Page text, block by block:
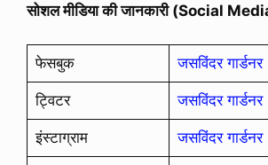
सोशल मीडिया की जानकारी (Social
फेसबुक जसविंदर गार्डनर
ट्विटर जसविंदर गार्डनर
इंस्टाग्राम जसविंदर गार्डनर